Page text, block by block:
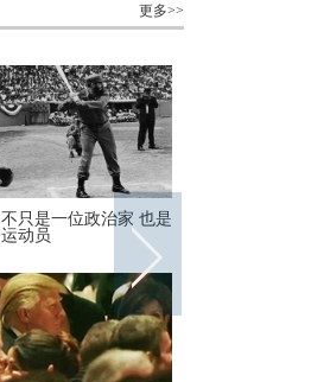
更多>>
安迪上线！刘涛受邀出席巴黎时
装周酷帅启程